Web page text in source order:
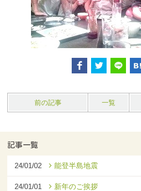
前の記事 一覧
記事一覧
24/01/02 能登半島地震
24/01/01 新年のご挨拶